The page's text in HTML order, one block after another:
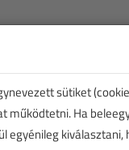
sütiket
Ha
egyénileg